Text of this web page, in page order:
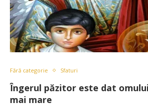
Fără categorie Sfaturi
Îngerul păzitor este dat
mai mare